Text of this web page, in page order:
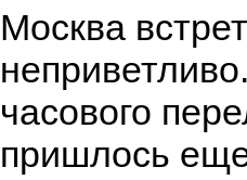
Москва
часового
пришлось